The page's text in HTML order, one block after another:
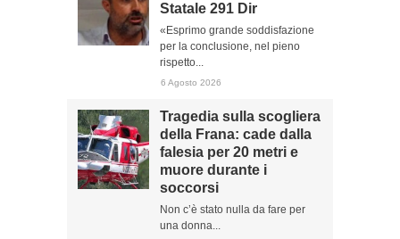
Statale 291 Dir
«Esprimo grande soddisfazione
per la conclusione, nel pieno
rispetto...
6 Agosto 2026
Tragedia sulla scogliera
della Frana: cade dalla
falesia per 20 metri e
muore durante i
soccorsi
Non c’è stato nulla da fare per
una donna...